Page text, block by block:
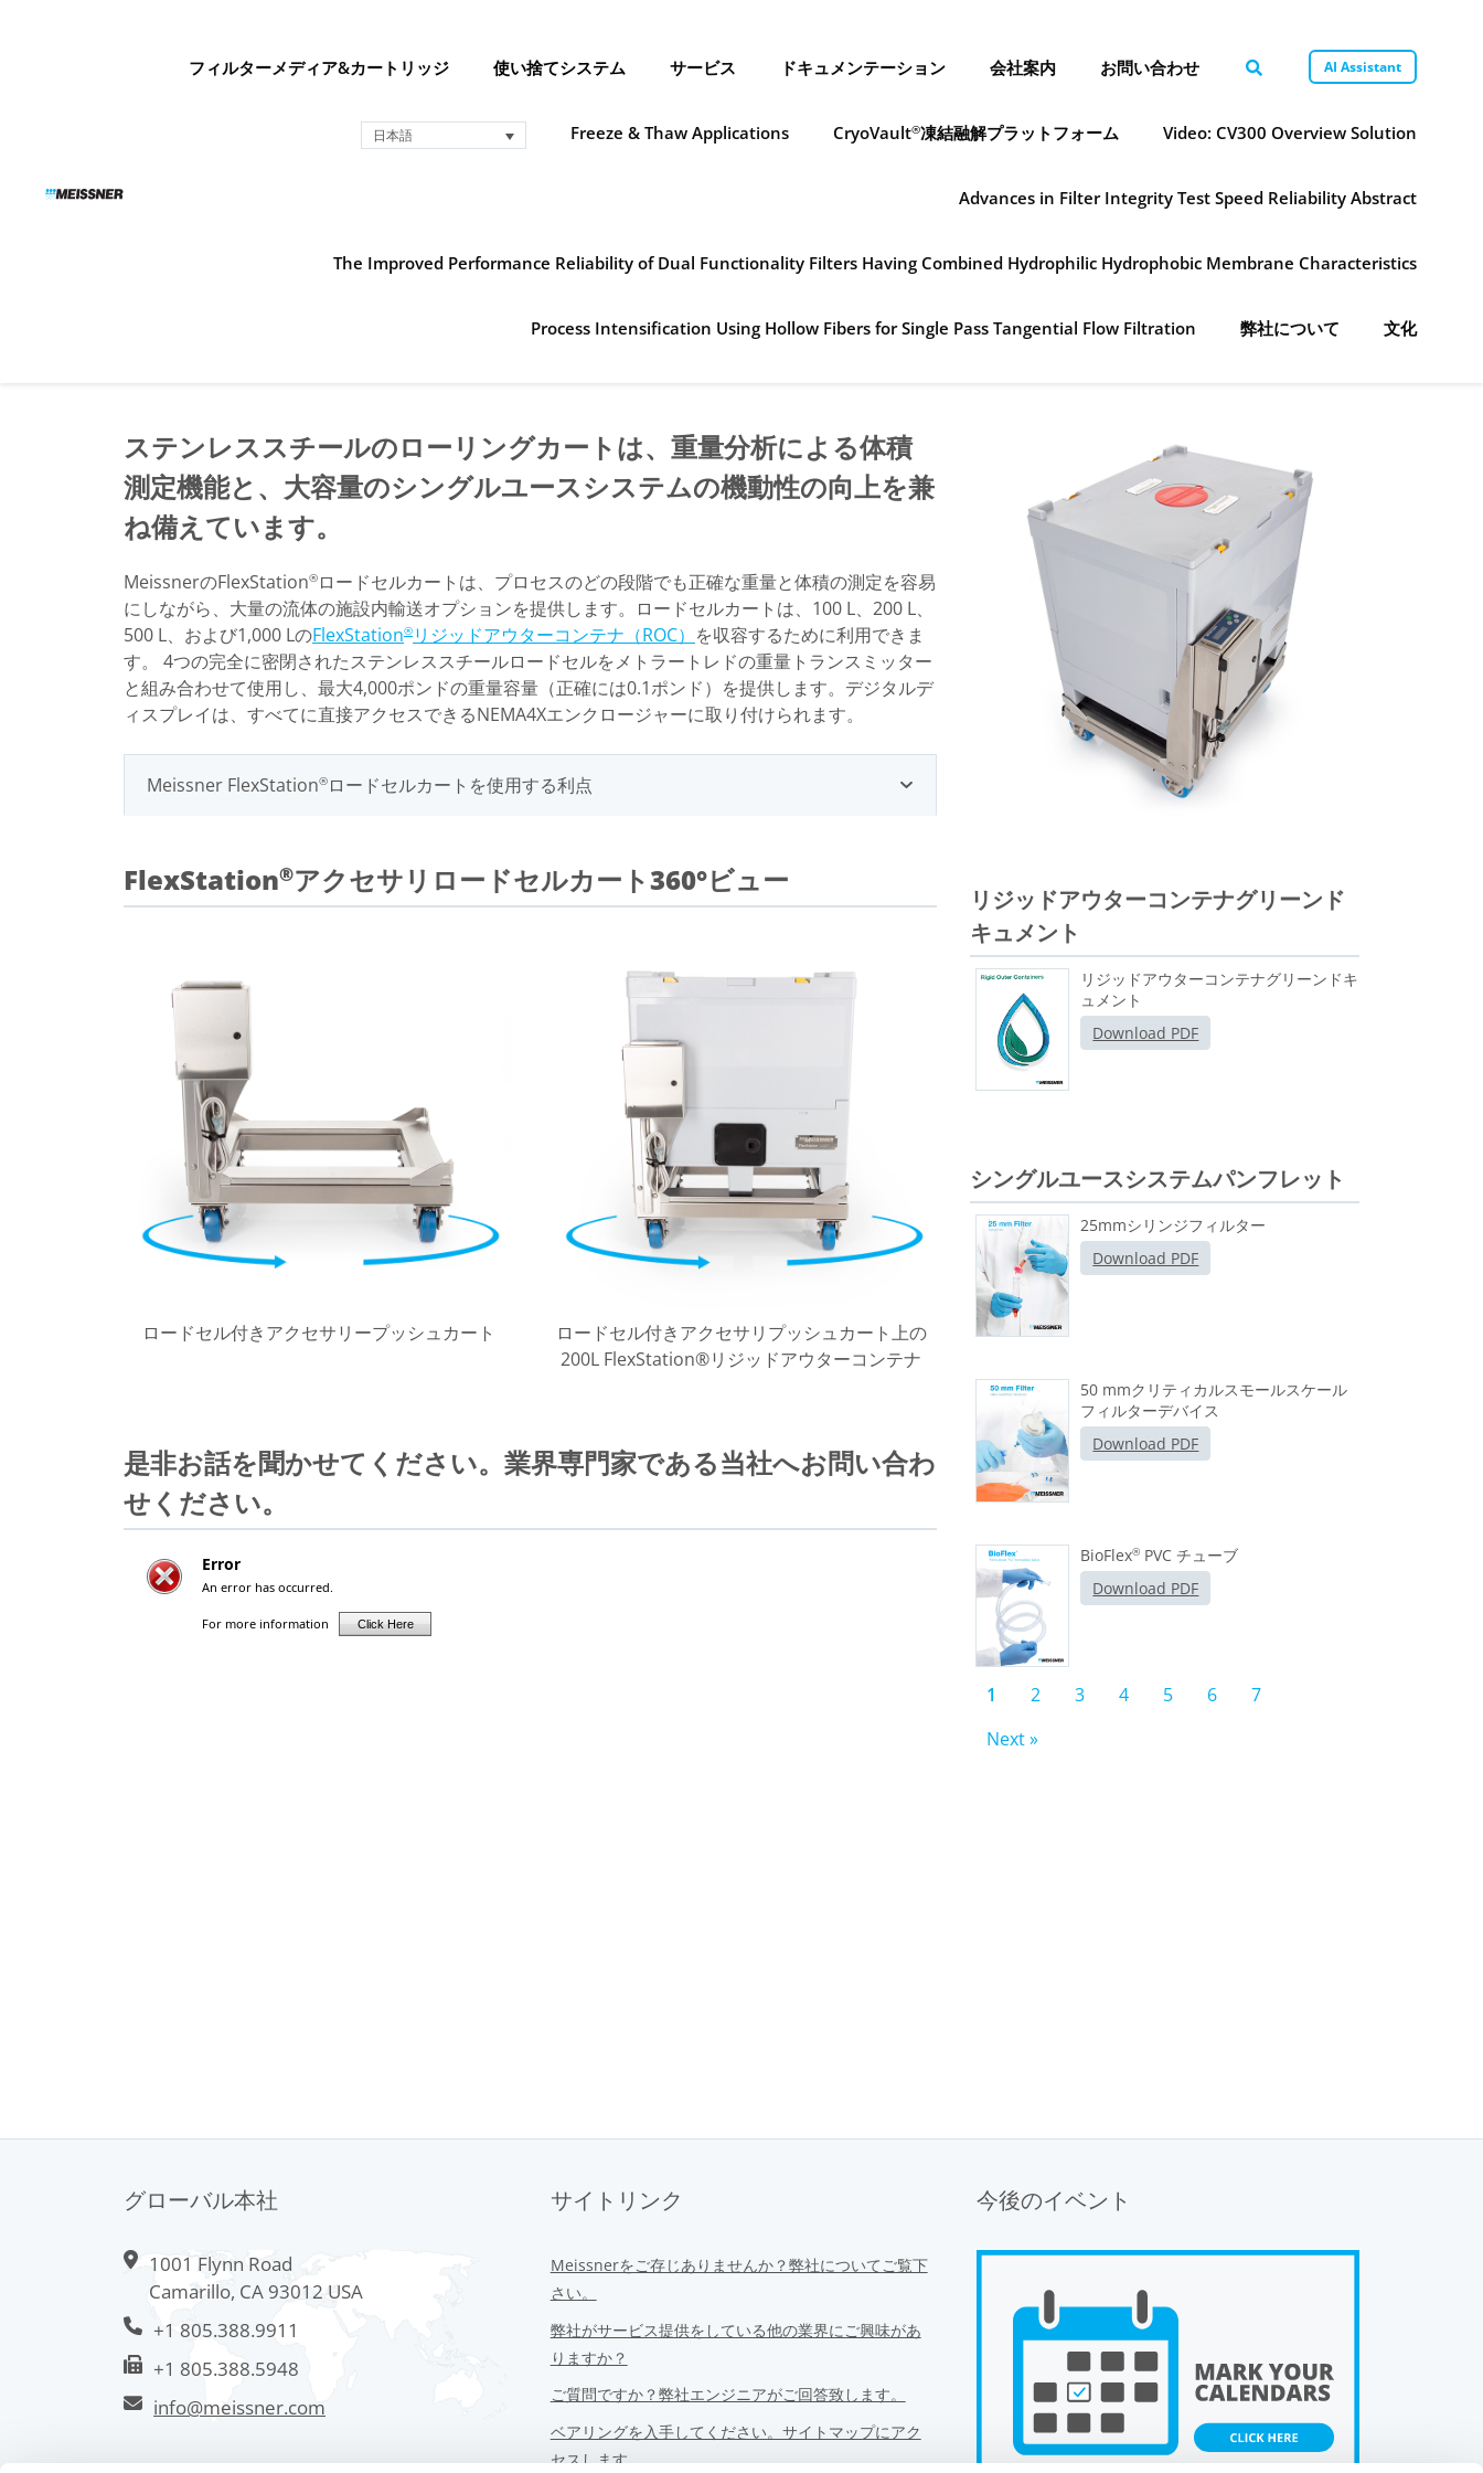
フィルターメディア&カートリッジ 使い捨てシステム サービス ドキュメンテーション 会社案内 お問い合わせ AI Assistant
日本語 Freeze & Thaw Applications CryoVault®凍結融解プラットフォーム Video: CV300 Overview Solution
Advances in Filter Integrity Test Speed Reliability Abstract
The Improved Performance Reliability of Dual Functionality Filters Having Combined Hydrophilic Hydrophobic Membrane Characteristics
Process Intensification Using Hollow Fibers for Single Pass Tangential Flow Filtration 弊社について 文化
ステンレススチールのローリングカートは、重量分析による体積
測定機能と、大容量のシングルユースシステムの機動性の向上を兼
ね備えています。
MeissnerのFlexStation® ロードセルカートは、プロセスのどの段階でも正確な重量と体積の測定を容易
にしながら、大量の流体の施設内輸送オプションを提供します。ロードセルカートは、100 L、200 L、
500 L、および1,000 LのFlexStation® リジッドアウターコンテナ（ROC） を収容するために利用できま
す。 4つの完全に密閉されたステンレススチールロードセルをメトラートレドの重量トランスミッター
と組み合わせて使用し、最大4,000ポンドの重量容量（正確には0.1ポンド）を提供します。デジタルデ
ィスプレイは、すべてに直接アクセスできるNEMA4Xエンクロージャーに取り付けられます。
Meissner FlexStation® ロードセルカートを使用する利点
FlexStation®アクセサリロードセルカート360°ビュー
ロードセル付きアクセサリープッシュカート
ロードセル付きアクセサリプッシュカート上の
200L FlexStation®リジッドアウターコンテナ
是非お話を聞かせてください。業界専門家である当社へお問い合わ
せください。
リジッドアウターコンテナグリーンド
キュメント
リジッドアウターコンテナグリーンドキ
ュメント
Download PDF
シングルユースシステムパンフレット
25mmシリンジフィルター
Download PDF
50 mmクリティカルスモールスケール
フィルターデバイス
Download PDF
BioFlex® PVC チューブ
Download PDF
1 2 3 4 5 6
7
Next »
グローバル本社
1001 Flynn Road
Camarillo, CA 93012 USA
+1 805.388.9911
+1 805.388.5948
info@meissner.com
サイトリンク
Meissnerをご存じありませんか？弊社についてご覧下
さい。
弊社がサービス提供をしている他の業界にご興味があ
りますか？
ご質問ですか？弊社エンジニアがご回答致します。
ベアリングを入手してください。サイトマップにアク
セスします。
今後のイベント